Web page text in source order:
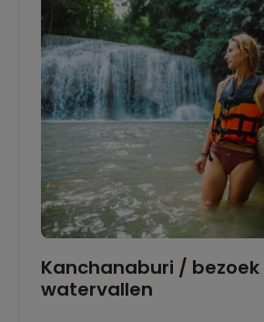
Kanchanaburi / bezoek
watervallen